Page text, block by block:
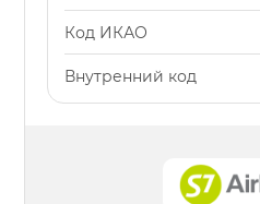
Код ИКАО
Внутренний код